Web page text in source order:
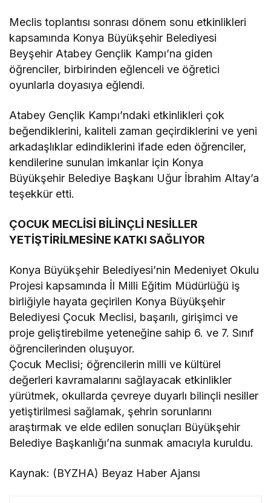
Meclis toplantısı sonrası dönem sonu etkinlikleri
kapsamında Konya Büyükşehir Belediyesi
Beyşehir Atabey Gençlik Kampı’na giden
öğrenciler, birbirinden eğlenceli ve öğretici
oyunlarla doyasıya eğlendi.
Atabey Gençlik Kampı’ndaki etkinlikleri çok
beğendiklerini, kaliteli zaman geçirdiklerini ve yeni
arkadaşlıklar edindiklerini ifade eden öğrenciler,
kendilerine sunulan imkanlar için Konya
Büyükşehir Belediye Başkanı Uğur İbrahim Altay’a
teşekkür etti.
ÇOCUK MECLİSİ BİLİNÇLİ NESİLLER
YETİŞTİRİLMESİNE KATKI SAĞLIYOR
Konya Büyükşehir Belediyesi’nin Medeniyet Okulu
Projesi kapsamında İl Milli Eğitim Müdürlüğü iş
birliğiyle hayata geçirilen Konya Büyükşehir
Belediyesi Çocuk Meclisi, başarılı, girişimci ve
proje geliştirebilme yeteneğine sahip 6. ve 7. Sınıf
öğrencilerinden oluşuyor.
Çocuk Meclisi; öğrencilerin milli ve kültürel
değerleri kavramalarını sağlayacak etkinlikler
yürütmek, okullarda çevreye duyarlı bilinçli nesiller
yetiştirilmesi sağlamak, şehrin sorunlarını
araştırmak ve elde edilen sonuçları Büyükşehir
Belediye Başkanlığı’na sunmak amacıyla kuruldu.
Kaynak: (BYZHA) Beyaz Haber Ajansı